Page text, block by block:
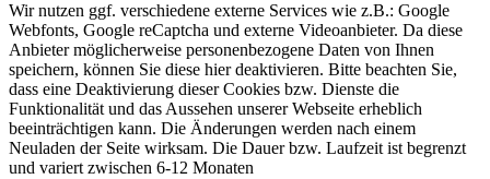
Wir nutzen ggf. verschiedene externe Services wie z.B.: Google
Webfonts, Google reCaptcha und externe Videoanbieter. Da diese
Anbieter möglicherweise personenbezogene Daten von Ihnen
speichern, können Sie diese hier deaktivieren. Bitte beachten Sie,
dass eine Deaktivierung dieser Cookies bzw. Dienste die
Funktionalität und das Aussehen unserer Webseite erheblich
beeinträchtigen kann. Die Änderungen werden nach einem
Neuladen der Seite wirksam. Die Dauer bzw. Laufzeit ist begrenzt
und variert zwischen 6-12 Monaten